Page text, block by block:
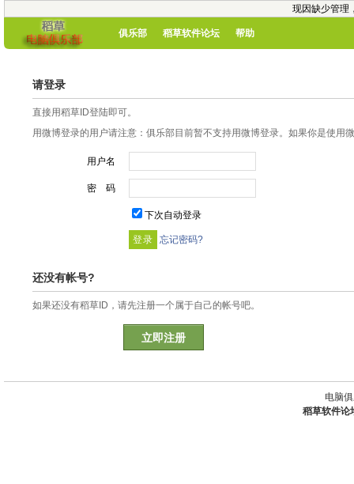
现因缺少管理
俱乐部 稻草软件论坛 帮助
请登录
直接用稻草ID登陆即可。
用微博登录的用户请注意：俱乐部目前暂不支持用微博登录。如果你是使用
用户名
密 码
下次自动登录
忘记密码?
还没有帐号?
如果还没有稻草ID，请先注册一个属于自己的帐号吧。
立即注册
电脑
稻草软件论